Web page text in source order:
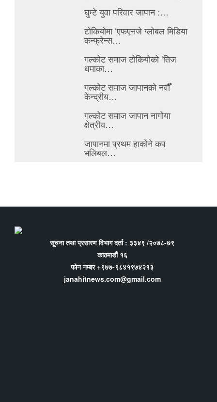
घुम्टे युवा परिवार जापान :…
टोकियोमा ‘एफएनजे ग्लोबल मिडिया
कन्फ्रेन्स…
गल्कोट समाज टोकियोको ‘तिज
धमाका…
गल्कोट समाज जापानको नवौँ
केन्द्रीय…
गल्कोट समाज जापान नागोया
क्षेत्रीय…
जापानमा प्रथम हाकोने कप
भलिबल…
सूचना तथा प्रसारण विभाग दर्ता : ३३४९ /२०७८-७९
काठमाडौं १६
फोन नम्बर +९७७-९८४१९७४२१३
janahitnews.com@gmail.com